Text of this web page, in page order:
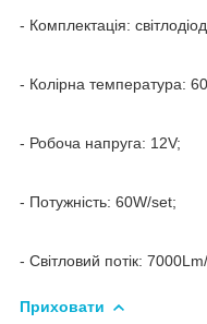
- Комплектація:
- Колірна температура:
- Робоча напруга: 12V;
- Потужність: 60W/set;
- Світловий потік:
Приховати